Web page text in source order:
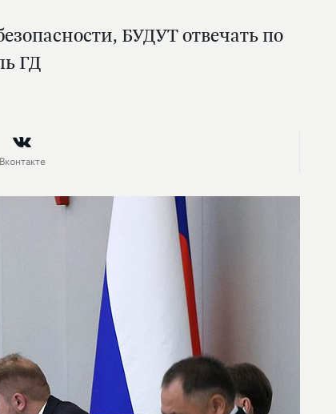
БУДУТ отвечать по
ГД
Вконтакте